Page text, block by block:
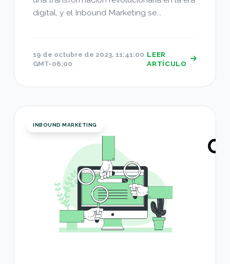
digital, y el Inbound Marketing se...
19 de octubre de 2023, 11:41:00
GMT-06:00
LEER
ARTÍCULO
La guía definitiva del Inbound Marketing: Todo
INBOUND MARKETING